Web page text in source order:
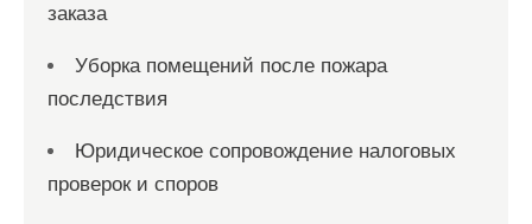
заказа
Уборка помещений после пожара
последствия
Юридическое сопровождение налоговых
проверок и споров